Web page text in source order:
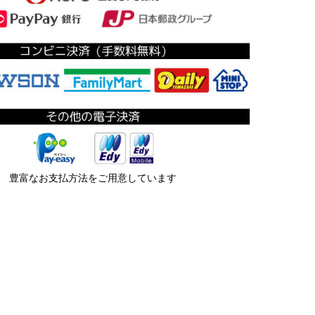
豊富なお支払方法をご用意しています